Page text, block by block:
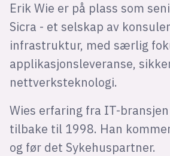
Erik Wie er på plass som
Sicra - et selskap av
infrastruktur, med særlig
applikasjonsleveranse,
nettverksteknologi.
Wies erfaring fra IT-
tilbake til 1998. Han
og før det Sykehuspartner.